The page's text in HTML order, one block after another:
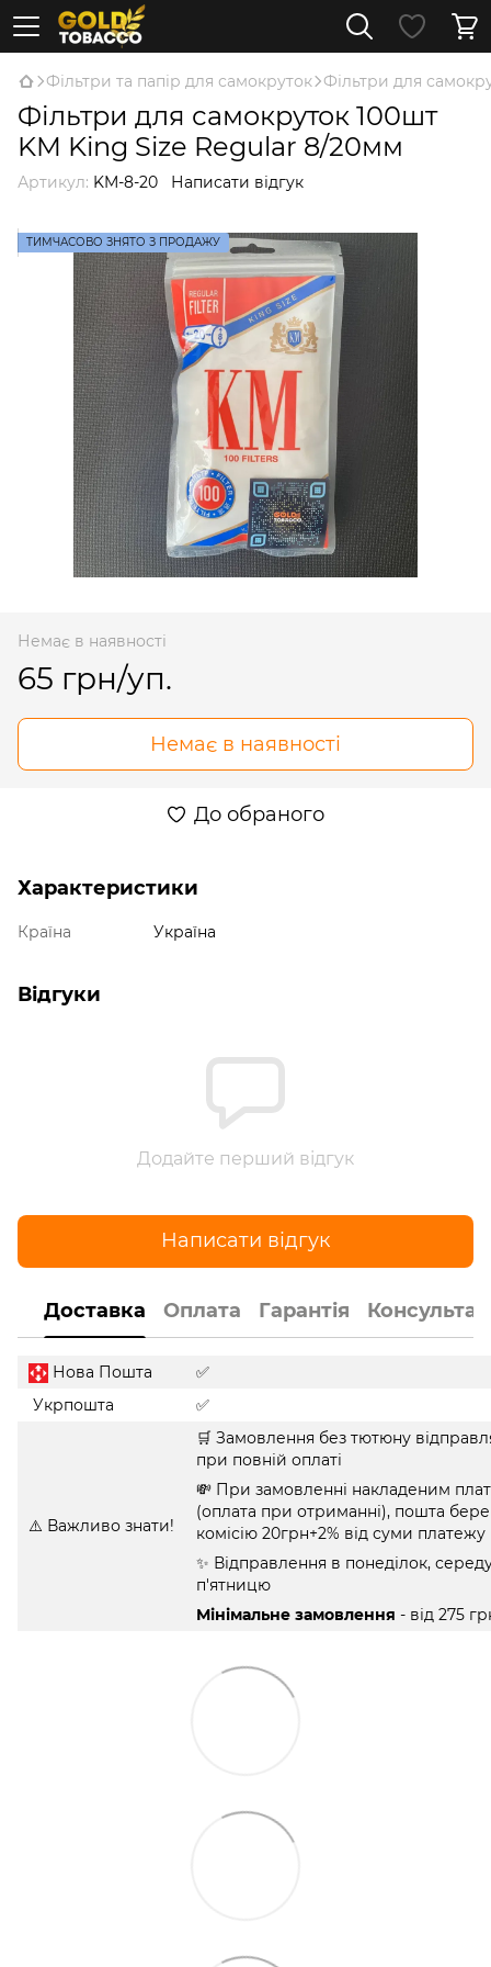
Фільтри та папір для самокруток Фільтри для
Фільтри для самокруток 100шт
KM King Size Regular 8/20мм
Артикул: KM-8-20 Написати відгук
ТИМЧАСОВО ЗНЯТО З ПРОДАЖУ
Немає в наявності
65 грн/уп.
Немає в наявності
До обраного
Характеристики
Країна Україна
Відгуки
Додайте перший відгук
Написати відгук
Доставка Оплата Гарантія
Нова Пошта
✅
Укрпошта
✅
⚠️ Важливо знати!
🛒 Замовлення без тютюну
при повній оплаті
💸 При замовленні накладеним
(оплата при отриманні), пошта бере
комісію 20грн+2% від суми платежу
✨ Відправлення в понеділок,
п'ятницю
Мінімальне замовлення - від 275